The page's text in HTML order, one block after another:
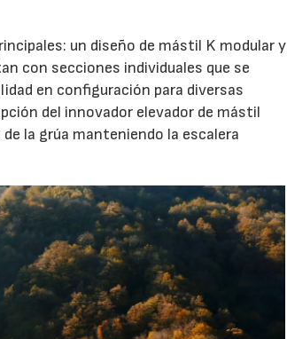
un diseño de mástil K modular y
con secciones individuales que se
en configuración para diversas
del innovador elevador de mástil
la grúa manteniendo la escalera